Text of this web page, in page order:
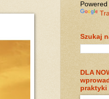
Szukaj
DLA
praktyki